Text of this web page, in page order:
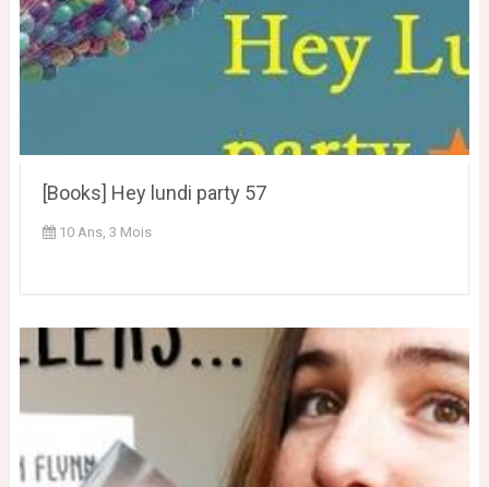
[Books] Hey lundi party 57
10 Ans, 3 Mois